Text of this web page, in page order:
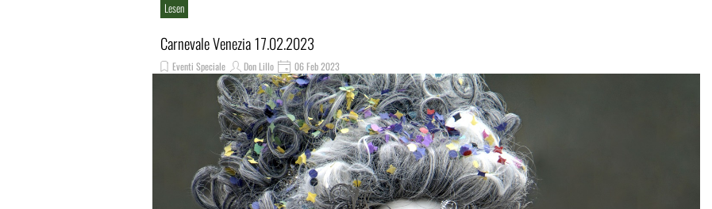
Lesen
Carnevale Venezia 17.02.2023
Eventi Speciale Don Lillo 06 Feb 2023